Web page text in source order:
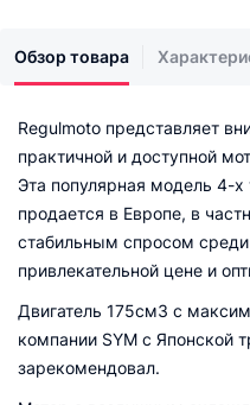
Обзор товара
Regulmoto представляет
практичной и доступной
Эта популярная модель 4-х
продается в Европе, в
стабильным спросом среди
привлекательной цене и
Двигатель 175см3 с
компании SYM c Японской
зарекомендовал.